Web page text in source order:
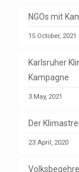
NGOs mit
15.October, 2021
Karlsruher
Kampagne
3.May, 2021
Der
23.April, 2020